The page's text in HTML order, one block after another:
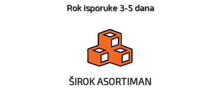
Rok isporuke 3-5 dana
ŠIROK ASORTIMAN